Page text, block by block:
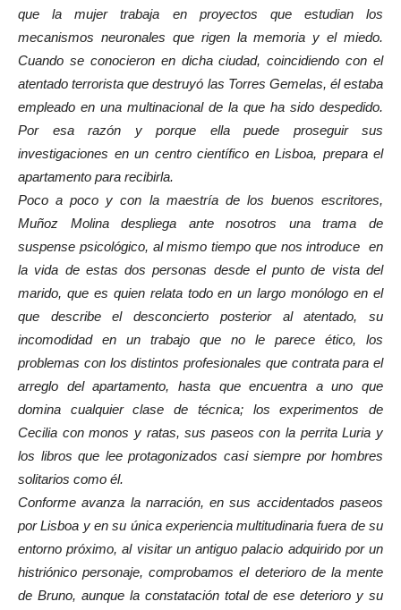
que la mujer trabaja en proyectos que estudian los
mecanismos neuronales que rigen la memoria y el miedo.
Cuando se conocieron en dicha ciudad, coincidiendo con el
atentado terrorista que destruyó las Torres Gemelas, él estaba
empleado en una multinacional de la que ha sido despedido.
Por esa razón y porque ella puede proseguir sus
investigaciones en un centro científico en Lisboa, prepara el
apartamento para recibirla.
Poco a poco y con la maestría de los buenos escritores,
Muñoz Molinadespliega ante nosotros una trama de
suspense psicológico, al mismo tiempo que nos introduce en
la vida de estas dos personas desde el punto de vista del
marido, que es quien relata todo en un largo monólogo en el
que describe el desconcierto posterior al atentado, su
incomodidad en un trabajo que no le parece ético, los
problemas con los distintos profesionales que contrata para el
arreglo del apartamento, hasta que encuentra a uno que
domina cualquier clase de técnica; los experimentos de
Cecilia con monos y ratas, sus paseos con la perrita Luria y
los libros que lee protagonizados casi siempre por hombres
solitarios como él.
Conforme avanza la narración, en sus accidentados paseos
por Lisboa y en su única experiencia multitudinaria fuera de su
entorno próximo, al visitar un antiguo palacio adquirido por un
histriónico personaje, comprobamos el deterioro de la mente
de Bruno, aunque la constatación total de ese deterioro y su